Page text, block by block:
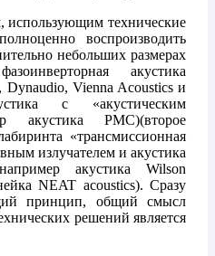
использующим технические
воспроизводить
небольших размерах
акустика
Dynaudio, Vienna Acoustics и
с «акустическим
акустика PMC)(второе
«трансмиссионная
излучателем и акустика
акустика Wilson
NEAT acoustics). Сразу
принцип, общий смысл
решений является